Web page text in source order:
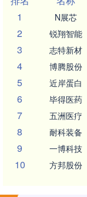
1
N展芯
2 锐翔智能
3 志特新材
4 博腾股份
5 近岸蛋白
6 毕得医药
7 五洲医疗
8 耐科装备
9 一博科技
10 方邦股份